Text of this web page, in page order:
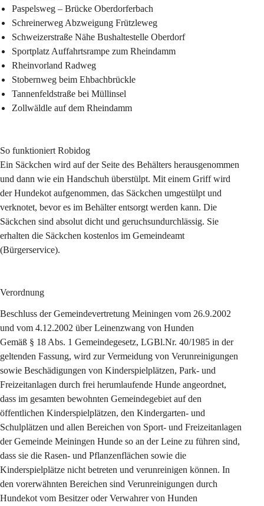
Paspelsweg – Brücke Oberdorferbach
Schreinerweg Abzweigung Frützleweg
Schweizerstraße Nähe Bushaltestelle Oberdorf
Sportplatz Auffahrtsrampe zum Rheindamm
Rheinvorland Radweg
Stobernweg beim Ehbachbrückle
Tannenfeldstraße bei Müllinsel
Zollwäldle auf dem Rheindamm
So funktioniert Robidog
Ein Säckchen wird auf der Seite des Behälters herausgenommen
und dann wie ein Handschuh überstülpt. Mit einem Griff wird
der Hundekot aufgenommen, das Säckchen umgestülpt und
verknotet, bevor es im Behälter entsorgt werden kann. Die
Säckchen sind absolut dicht und geruchsundurchlässig. Sie
erhalten die Säckchen kostenlos im Gemeindeamt
(Bürgerservice).
Verordnung
Beschluss der Gemeindevertretung Meiningen vom 26.9.2002
und vom 4.12.2002 über Leinenzwang von Hunden
Gemäß § 18 Abs. 1 Gemeindegesetz, LGBl.Nr. 40/1985 in der
geltenden Fassung, wird zur Vermeidung von Verunreinigungen
sowie Beschädigungen von Kinderspielplätzen, Park- und
Freizeitanlagen durch frei herumlaufende Hunde angeordnet,
dass im gesamten bewohnten Gemeindegebiet auf den
öffentlichen Kinderspielplätzen, den Kindergarten- und
Schulplätzen und allen Bereichen von Sport- und Freizeitanlagen
der Gemeinde Meiningen Hunde so an der Leine zu führen sind,
dass sie die Rasen- und Pflanzenflächen sowie die
Kinderspielplätze nicht betreten und verunreinigen können. In
den vorerwähnten Bereichen sind Verunreinigungen durch
Hundekot vom Besitzer oder Verwahrer von Hunden